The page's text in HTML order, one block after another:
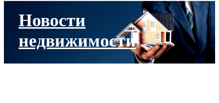
Новости
недвижимости